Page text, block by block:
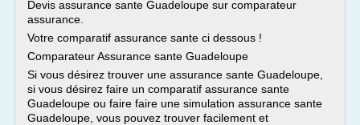
Devis assurance sante Guadeloupe sur comparateur
assurance.
Votre comparatif assurance sante ci dessous !
Comparateur Assurance sante Guadeloupe
Si vous désirez trouver une assurance sante Guadeloupe,
si vous désirez faire un comparatif assurance sante
Guadeloupe ou faire faire une simulation assurance sante
Guadeloupe, vous pouvez trouver facilement et